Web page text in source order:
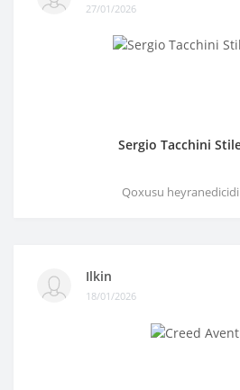
27/01/2026
Sergio Tacchini
Qoxusu heyranedicidi
Ilkin
18/01/2026